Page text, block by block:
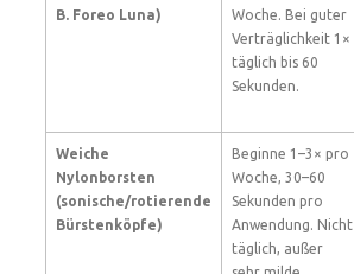
B. Foreo Luna)
Woche. Bei guter
Verträglichkeit 1×
täglich bis 60
Sekunden.
Weiche
Nylonborsten
(sonische/rotierende
Bürstenköpfe)
Beginne 1–3× pro
Woche, 30–60
Sekunden pro
Anwendung. Nicht
täglich, außer